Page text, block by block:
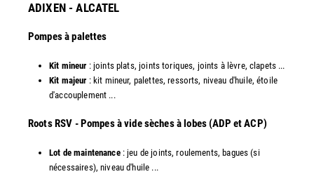
ADIXEN - ALCATEL
Pompes à palettes
Kit mineur : joints plats, joints toriques, joints à lèvre, clapets ...
Kit majeur : kit mineur, palettes, ressorts, niveau d'huile, étoile
d'accouplement ...​
​Roots RSV - Pompes à vide sèches à lobes (ADP et ACP)
Lot de maintenance: jeu de joints, roulements, bagues (si
nécessaires), niveau d'huile ...​